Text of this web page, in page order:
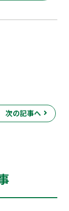
次の記事へ